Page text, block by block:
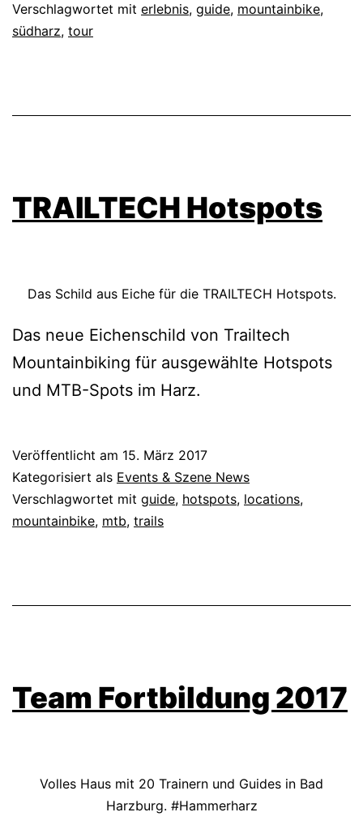
Verschlagwortet mit erlebnis, guide, mountainbike,
südharz, tour
TRAILTECH Hotspots
Das Schild aus Eiche für die TRAILTECH Hotspots.
Das neue Eichenschild von Trailtech
Mountainbiking für ausgewählte Hotspots
und MTB-Spots im Harz.
Veröffentlicht am 15. März 2017
Kategorisiert als Events & Szene News
Verschlagwortet mit guide, hotspots, locations,
mountainbike, mtb, trails
Team Fortbildung 2017
Volles Haus mit 20 Trainern und Guides in Bad
Harzburg. #Hammerharz